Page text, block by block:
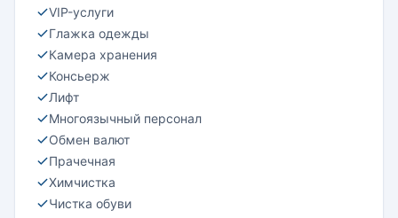
VIP-услуги
Глажка одежды
Камера хранения
Консьерж
Лифт
Многоязычный персонал
Обмен валют
Прачечная
Химчистка
Чистка обуви